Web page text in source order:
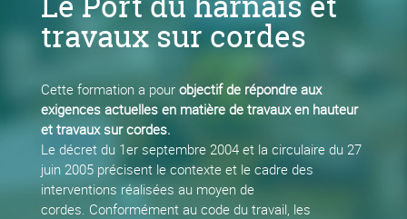
travaux sur cordes
Cette formation a pourobjectif de répondre aux
exigences actuelles en matière de travaux en hauteur
et travaux sur cordes.
Le décret du 1er septembre 2004 et la circulaire du 27
juin 2005 précisent le contexte et le cadre des
interventions réalisées au moyen de
cordes. Conformément au code du travail, les